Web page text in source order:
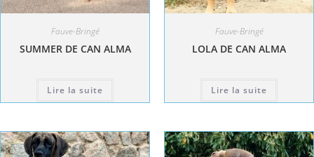
Fauve-Bringé
SUMMER DE CAN ALMA
Lire la suite
Fauve-Bringé
LOLA DE CAN ALMA
Lire la suite